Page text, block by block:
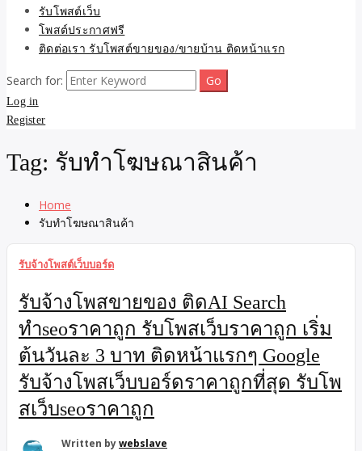
รับโพสต์เว็บ
โพสต์ประกาศฟรี
ติดต่อเรา รับโพสต์ขายของ/ขายบ้าน ติดหน้าแรก
Search for:
Log in
Register
Tag: รับทำโฆษณาสินค้า
Home
รับทำโฆษณาสินค้า
รับจ้างโพสต์เว็บบอร์ด
รับจ้างโพสขายของ ติดAI Search
ทำseoราคาถูก รับโพสเว็บราคาถูก เริ่ม
ต้นวันละ 3 บาท ติดหน้าแรกๆ Google
รับจ้างโพสเว็บบอร์ดราคาถูกที่สุด รับโพ
สเว็บseoราคาถูก
Written bywebslave